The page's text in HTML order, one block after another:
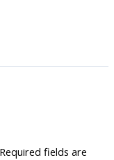
Required fields are